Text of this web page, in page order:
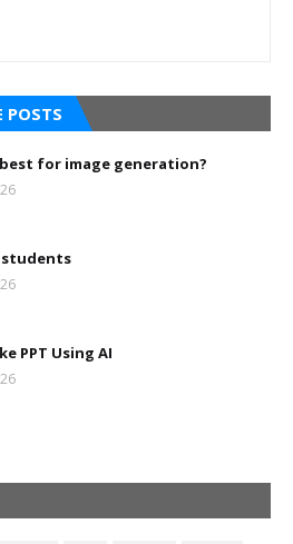
POSTS
for image generation?
PPT Using AI